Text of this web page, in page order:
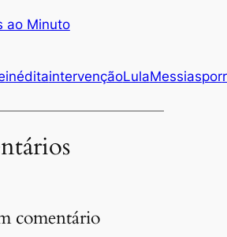
ao Minuto
inéditaintervençãoLulaMessiaspor
comentário